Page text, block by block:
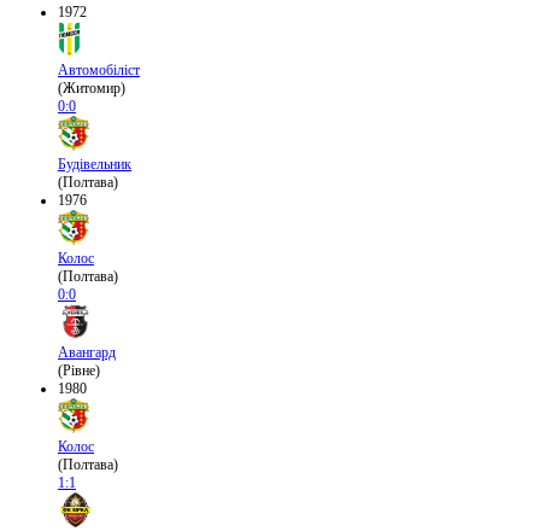
1972
Автомобіліст
(Житомир)
0:0
Будівельник
(Полтава)
1976
Колос
(Полтава)
0:0
Авангард
(Рівне)
1980
Колос
(Полтава)
1:1